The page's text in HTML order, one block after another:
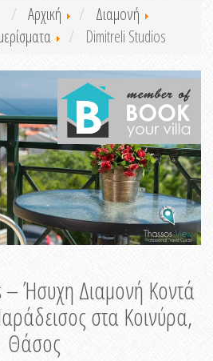
Αρχική
Διαμονή
Dimitreli Studios
Ήσυχη Διαμονή Κοντά
στα Κοινύρα,
Θάσος